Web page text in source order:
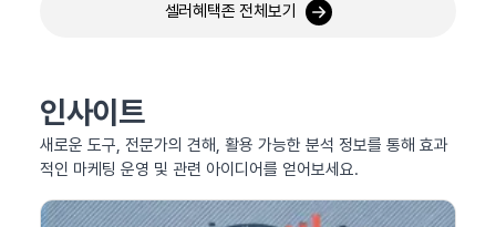
셀러혜택존 전체보기
인사이트
새로운 도구, 전문가의 견해, 활용 가능한 분석 정보를 통해 효과
적인 마케팅 운영 및 관련 아이디어를 얻어보세요.